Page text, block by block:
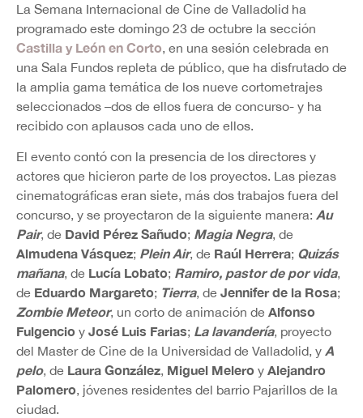
La Semana Internacional de Cine de Valladolid ha
programado este domingo 23 de octubre la sección
Castilla y León en Corto, en una sesión celebrada en
una Sala Fundos repleta de público, que ha disfrutado de
la amplia gama temática de los nueve cortometrajes
seleccionados –dos de ellos fuera de concurso- y ha
recibido con aplausos cada uno de ellos.
El evento contó con la presencia de los directores y
actores que hicieron parte de los proyectos. Las piezas
cinematográficas eran siete, más dos trabajos fuera del
concurso, y se proyectaron de la siguiente manera: Au
Pair, de David Pérez Sañudo; Magia Negra, de
Almudena Vásquez; Plein Air, de Raúl Herrera; Quizás
mañana, de Lucía Lobato; Ramiro, pastor de por vida,
de Eduardo Margareto; Tierra, de Jennifer de la Rosa;
Zombie Meteor, un corto de animación de Alfonso
Fulgencio y José Luis Farias; La lavandería, proyecto
del Master de Cine de la Universidad de Valladolid, y A
pelo, de Laura González, Miguel Melero y Alejandro
Palomero, jóvenes residentes del barrio Pajarillos de la
ciudad.